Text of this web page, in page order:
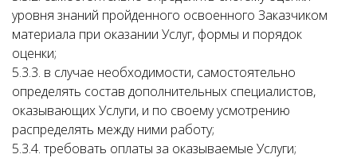
уровня знаний пройденного освоенного Заказчиком
материала при оказании Услуг, формы и порядок
оценки;
5.3.3. в случае необходимости, самостоятельно
определять состав дополнительных специалистов,
оказывающих Услуги, и по своему усмотрению
распределять между ними работу;
5.3.4. требовать оплаты за оказываемые Услуги;